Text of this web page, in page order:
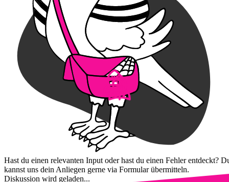
Hast du einen relevanten Input oder hast du einen Fehler entdeckt?
kannst uns dein Anliegen gerne via Formular übermitteln.
Diskussion wird geladen...